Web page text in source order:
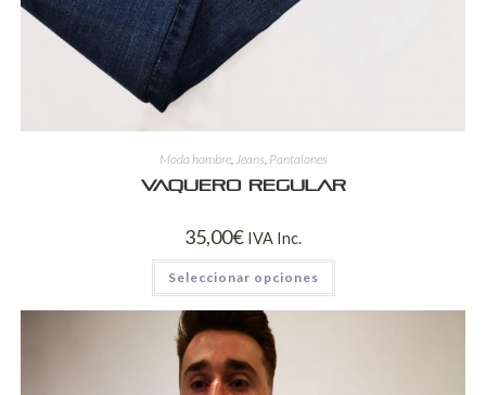
Moda hombre,Jeans, Pantalones
Vaquero regular
35,00€ IVA Inc.
Seleccionar opciones